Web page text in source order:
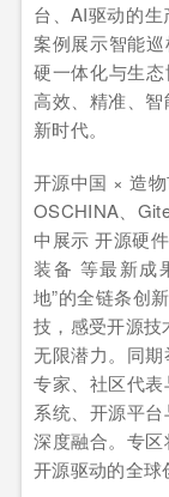
台、AI驱动的
案例展示智能
硬一体化与生
高效、精准、
新时代。
开源中国 × 造
OSCHINA、
中展示 开源硬
装备 等最新成
地”的全链条创
技，感受开源技
无限潜力。同期
专家、社区代
系统、开源平
深度融合。专
开源驱动的全球